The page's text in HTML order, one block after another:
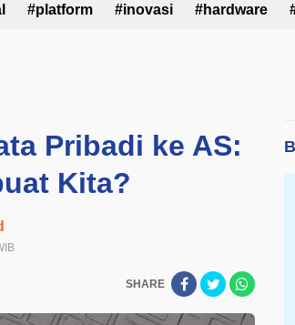
FOMO Digital: Kenapa
platform inovasi hardware
Pribadi ke AS:
Kita?
SHARE